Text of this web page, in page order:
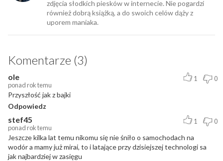
zdjęcia słodkich piesków w internecie. Nie pogardzi
również dobrą książką, a do swoich celów dąży z
uporem maniaka.
Komentarze (3)
ole
ponad rok temu
1 0
Przyszłość jak z bajki
Odpowiedz
stef45
ponad rok temu
1 0
Jeszcze kilka lat temu nikomu się nie śniło o samochodach na
wodór a mamy już mirai, to i latające przy dzisiejszej technologi sa
jak najbardziej w zasięgu